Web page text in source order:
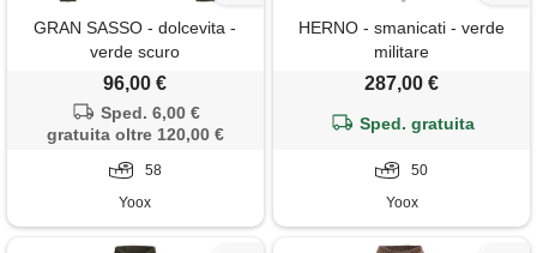
GRAN SASSO - dolcevita -
verde scuro
96,00 €
Sped. 6,00 €
gratuita oltre 120,00 €
58
Yoox
HERNO - smanicati - verde
militare
287,00 €
Sped. gratuita
50
Yoox